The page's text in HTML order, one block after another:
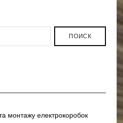
ПОИСК
монтажу електрокоробок